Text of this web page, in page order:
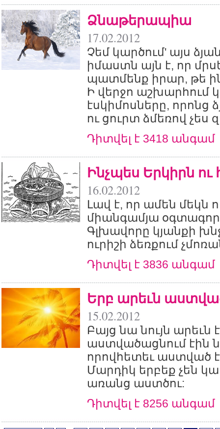
Ձնաթերապիա
17.02.2012
Չեմ կարծում' այս
իմաստն այն է, որ
պատմենք իրար, թե
Ի վերջո աշխարհում
էսկիմոսները, որոնց
ու ցուրտ ձմեռով չես
Դիտվել է 3418 անգամ
Ինչպես Երկիրն
16.02.2012
Լավ է, որ ամեն մեկն
միանգամյա
Գլխավորը կյանքի
ուրիշի ձեռքում
Դիտվել է 3836 անգամ
Երբ արեւն
15.02.2012
Բայց նա նույն արեւն
աստվածացնում էին
որովհետեւ աստված
Մարդիկ երբեք չեն
առանց աստծու:
Դիտվել է 8256 անգամ